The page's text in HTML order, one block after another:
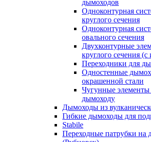
дымоходов
Одноконтурная
круглого сечения
Одноконтурная
овального сечения
Двухконтурные
круглого сечения (с
Переходники для
Одностенные
окрашенной стали
Чугунные
дымоходу
Дымоходы из
Гибкие дымоходы для
Stabile
Переходные патрубки на